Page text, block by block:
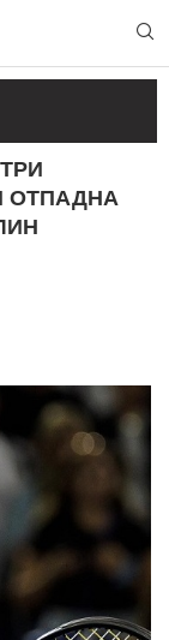
ОТПАДНА